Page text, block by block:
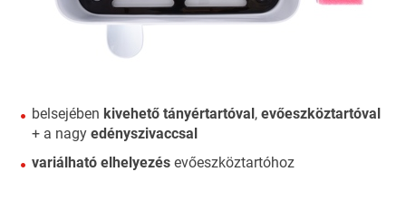
belsejében kivehető tányértartóval, evőeszköztartóval
+ a nagy edényszivaccsal
variálható elhelyezés evőeszköztartóhoz